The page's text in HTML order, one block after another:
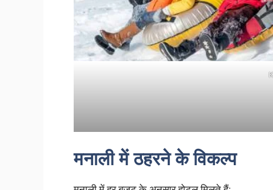
मनाली में ठहरने के विकल्प